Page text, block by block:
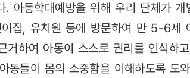
. 아동학대예방을 위해 우리 단체가
집, 유치원 등에 방문하여 만 5-6세
거하여 아동이 스스로 권리를 인식하
동들이 몸의 소중함을 이해하도록 도